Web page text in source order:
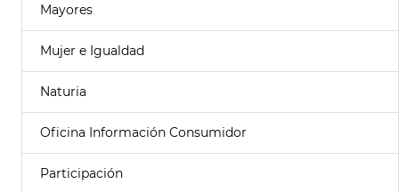
Mayores
Mujer e Igualdad
Naturia
Oficina Información Consumidor
Participación